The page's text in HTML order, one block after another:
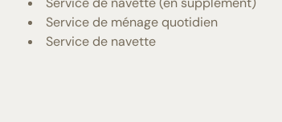
Service de ménage quotidien
Service de navette